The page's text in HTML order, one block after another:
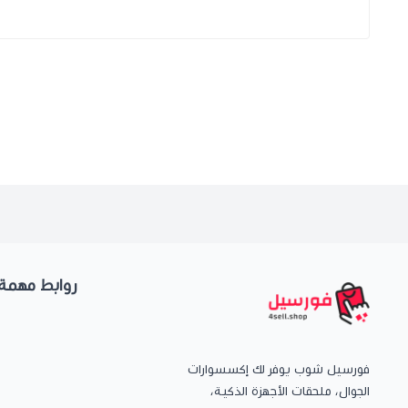
فورسيل شوب يوفر لك إكسسوارات
الجوال، ملحقات الأجهزة الذكية،
روابط